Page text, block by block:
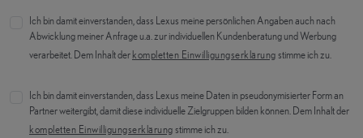
Ich bin damit einverstanden, dass Lexus meine persönlichen Angaben auch nach
Abwicklung meiner Anfrage u.a. zur individuellen Kundenberatung und Werbung
verarbeitet. Dem Inhalt derkompletten Einwilligungserklärungstimme ich zu.
Ich bin damit einverstanden, dass Lexus meine Daten in pseudonymisierter Form an
Partner weitergibt, damit diese individuelle Zielgruppen bilden können. Dem Inhalt der
kompletten Einwilligungserklärungstimme ich zu.